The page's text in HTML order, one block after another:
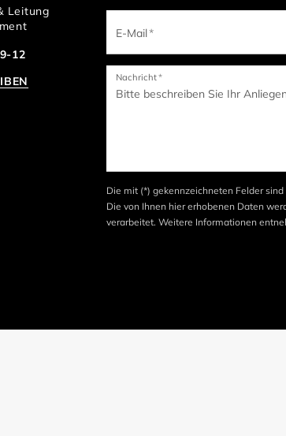
Leitung
12
E-Mail*
Nachricht*
Die mit (*) gekennzeichneten Felder
Die von Ihnen hier erhobenen Daten
verarbeitet. Weitere Informationen